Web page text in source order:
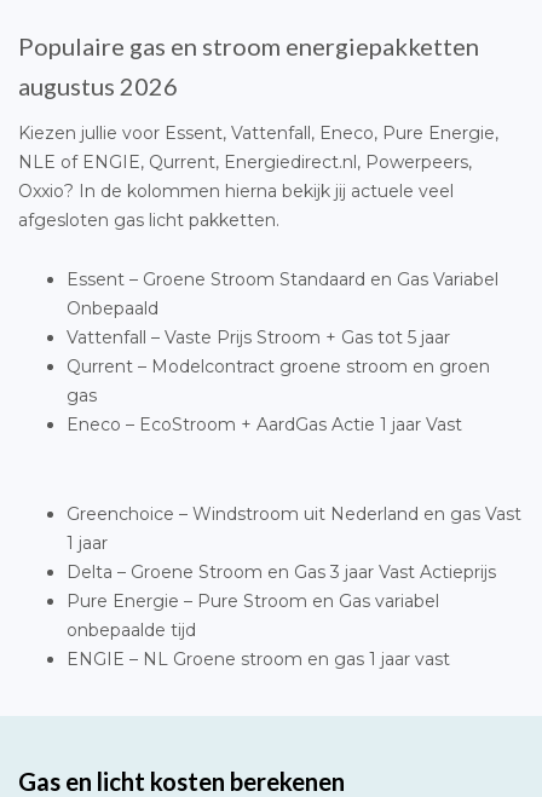
Populaire gas en stroom energiepakketten
augustus 2026
Kiezen jullie voor Essent, Vattenfall, Eneco, Pure Energie,
NLE of ENGIE, Qurrent, Energiedirect.nl, Powerpeers,
Oxxio? In de kolommen hierna bekijk jij actuele veel
afgesloten gas licht pakketten.
Essent – Groene Stroom Standaard en Gas Variabel
Onbepaald
Vattenfall – Vaste Prijs Stroom + Gas tot 5 jaar
Qurrent – Modelcontract groene stroom en groen
gas
Eneco – EcoStroom + AardGas Actie 1 jaar Vast
Greenchoice – Windstroom uit Nederland en gas Vast
1 jaar
Delta – Groene Stroom en Gas 3 jaar Vast Actieprijs
Pure Energie – Pure Stroom en Gas variabel
onbepaalde tijd
ENGIE – NL Groene stroom en gas 1 jaar vast
Gas en licht kosten berekenen